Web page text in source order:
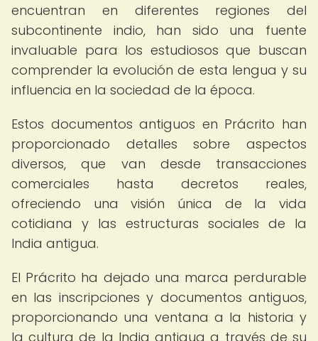
encuentran en diferentes regiones del
subcontinente indio, han sido una fuente
invaluable para los estudiosos que buscan
comprender la evolución de esta lengua y su
influencia en la sociedad de la época.
Estos documentos antiguos en Prácrito han
proporcionado detalles sobre aspectos
diversos, que van desde transacciones
comerciales hasta decretos reales,
ofreciendo una visión única de la vida
cotidiana y las estructuras sociales de la
India antigua.
El Prácrito ha dejado una marca perdurable
en las inscripciones y documentos antiguos,
proporcionando una ventana a la historia y
la cultura de la India antigua a través de su